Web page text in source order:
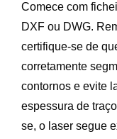
Comece com
DXF ou DWG.
certifique-se de
corretamente
contornos e evite
espessura de
se, o laser segue